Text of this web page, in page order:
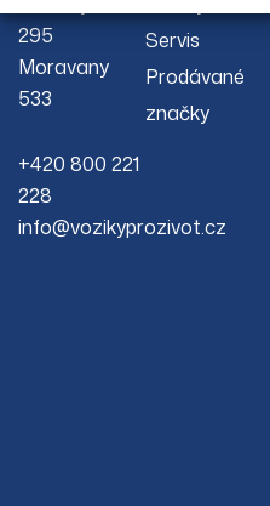
295
Moravany
533
+420 800 221
228
info@vozikyprozivot.cz
Servis
Prodávané
značky